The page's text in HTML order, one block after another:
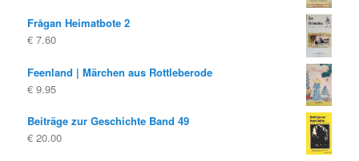
Frågan Heimatbote 2
€ 7.60
Feenland | Märchen aus Rottleberode
€ 9.95
Beiträge zur Geschichte Band 49
€ 20.00